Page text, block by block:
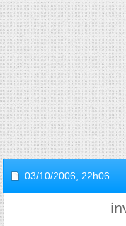
03/10/2006, 22h06